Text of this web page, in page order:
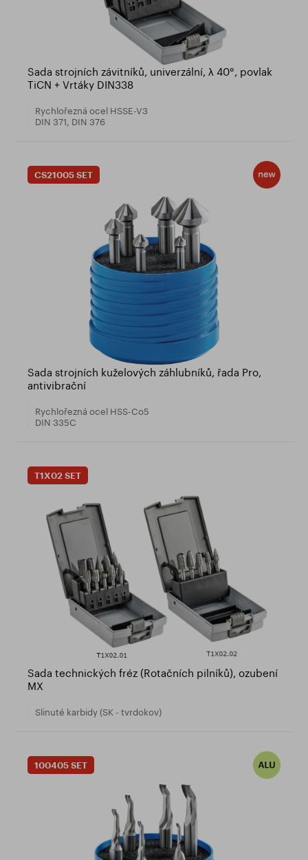
Sada strojních závitníků, univerzální, λ 40°, povlak
TiCN + Vrtáky DIN338
Rychlořezná ocel HSSE-V3
DIN 371, DIN 376
CS21005 SET
Sada strojních kuželových záhlubníků, řada Pro,
antivibrační
Rychlořezná ocel HSS-Co5
DIN 335C
T1X02 SET
Sada technických fréz (Rotačních pilníků), ozubení
MX
Slinuté karbidy (SK - tvrdokov)
100405 SET